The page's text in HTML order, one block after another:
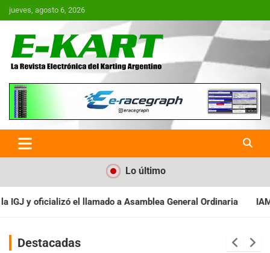
Saltar
al
jueves, agosto 6, 2026
E-Kart.com.ar | La Revista
Electrónica del Karting en
Argentina
Lo último
General Ordinaria IAME SERIES ARGENTINA:
Destacadas